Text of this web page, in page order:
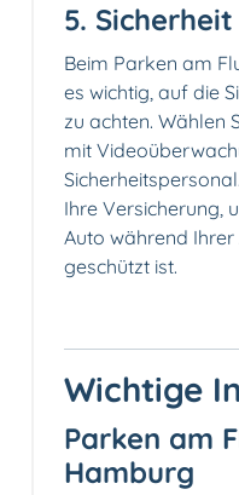
5.
Beim Parken am
es wichtig, auf die
zu achten. Wählen
mit
Ihre Versicherung,
Auto während
geschützt ist.
Wichtige
Parken am
Hamburg️